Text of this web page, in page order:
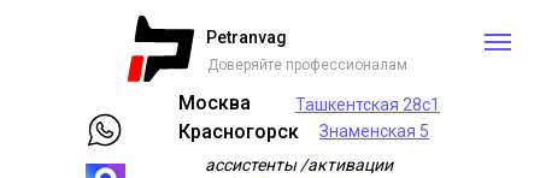
Ташкентская 28с1
Знаменская 5
ассистенты /активации
Москва
Красногорск
Petranvag
Доверяйте профессионалам